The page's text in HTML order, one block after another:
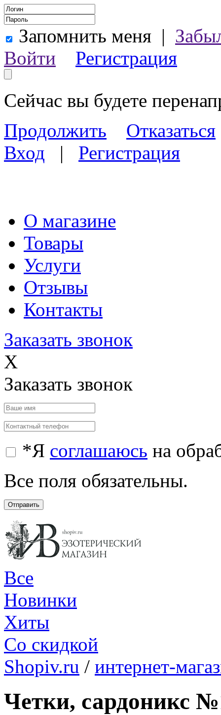
Запомнить меня |
Войти
Регистрация
Сейчас вы будете
Продолжить
Отказаться
Вход | Регистрация
О магазине
Товары
Услуги
Отзывы
Контакты
Заказать звонок
X
Заказать звонок
*Я соглашаюсь на
Все поля обязательны.
Отправить
Все
Новинки
Хиты
Со скидкой
Shopiv.ru / интернет-
Четки, сардоникс